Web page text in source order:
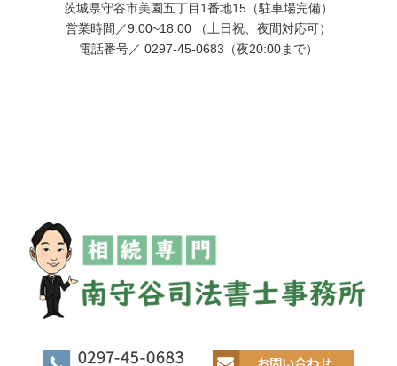
茨城県守谷市美園五丁目1番地15（駐車場完備）
営業時間／9:00~18:00 （土日祝、夜間対応可）
電話番号／ 0297-45-0683（夜20:00まで）